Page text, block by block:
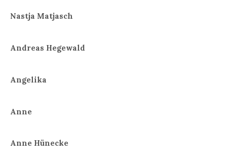
Nastja Matjasch
Andreas Hegewald
Angelika
Anne
Anne Hünecke